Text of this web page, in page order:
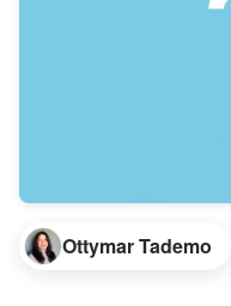
Ottymar Tademo